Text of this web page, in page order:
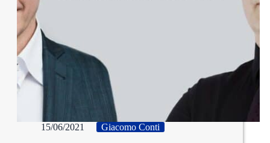
15/06/2021 Giacomo Conti